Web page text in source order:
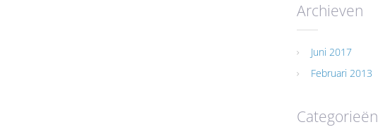
Archieven
Juni 2017
Februari 2013
Categorieën